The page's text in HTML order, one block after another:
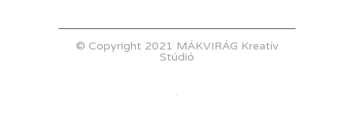
© Copyright 2021 MÁKVIRÁG Kreatív
Stúdió
.